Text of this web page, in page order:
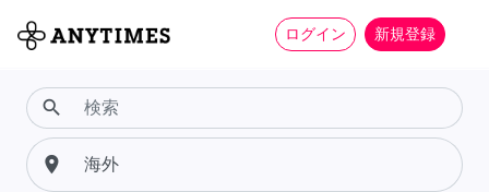
ログイン 新規登録
search
place